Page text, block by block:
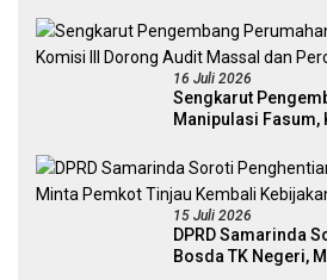
16 Juli 2026
Sengkarut
Manipulasi
15 Juli 2026
DPRD Samarinda
Bosda TK Negeri,